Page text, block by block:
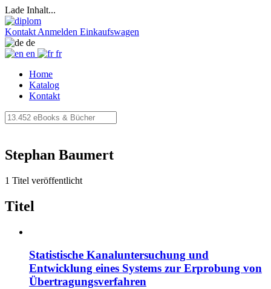
Lade Inhalt...
Kontakt Anmelden Einkaufswagen
de
en
fr
Home
Katalog
Kontakt
Stephan Baumert
1 Titel veröffentlicht
Titel
Statistische Kanaluntersuchung und
Entwicklung eines Systems zur Erprobung von
Übertragungsverfahren